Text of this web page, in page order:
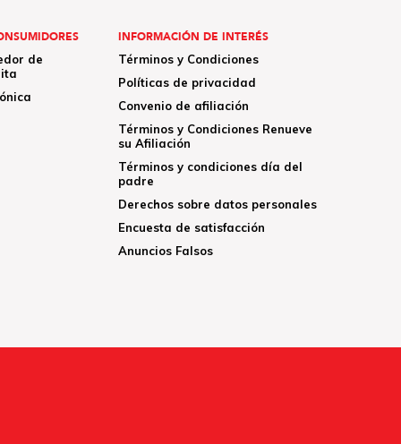
de
INFORMACIÓN DE INTERÉS
Términos y Condiciones
Políticas de privacidad
Convenio de afiliación
Términos y Condiciones Renueve
su Afiliación
Términos y condiciones día del
padre
Derechos sobre datos personales
Encuesta de satisfacción
Anuncios Falsos